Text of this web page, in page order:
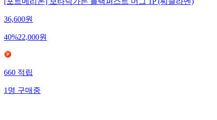
36,600원
40%22,000원
660 적립
1 명 구매중